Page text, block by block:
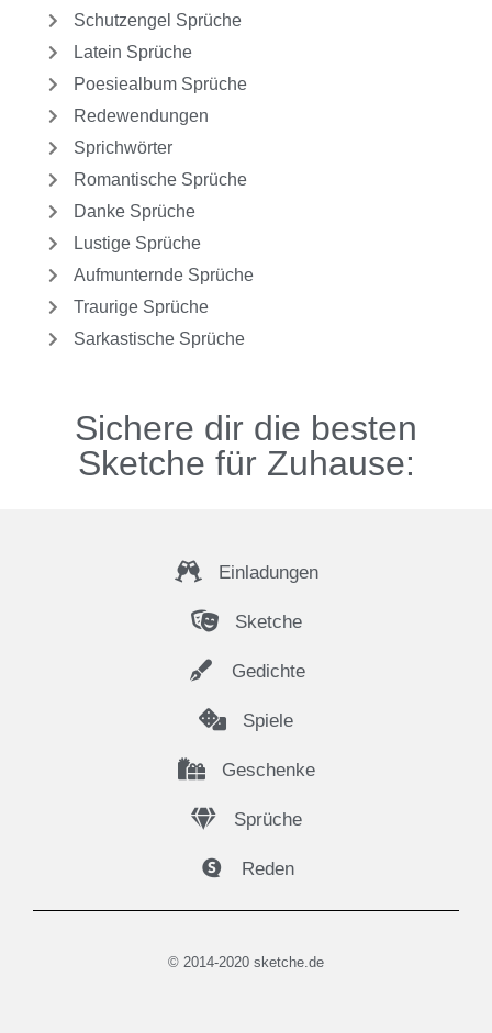
Schutzengel Sprüche
Latein Sprüche
Poesiealbum Sprüche
Redewendungen
Sprichwörter
Romantische Sprüche
Danke Sprüche
Lustige Sprüche
Aufmunternde Sprüche
Traurige Sprüche
Sarkastische Sprüche
Sichere dir die besten
Sketche für Zuhause:
Einladungen
Sketche
Gedichte
Spiele
Geschenke
Sprüche
Reden
© 2014-2020 sketche.de